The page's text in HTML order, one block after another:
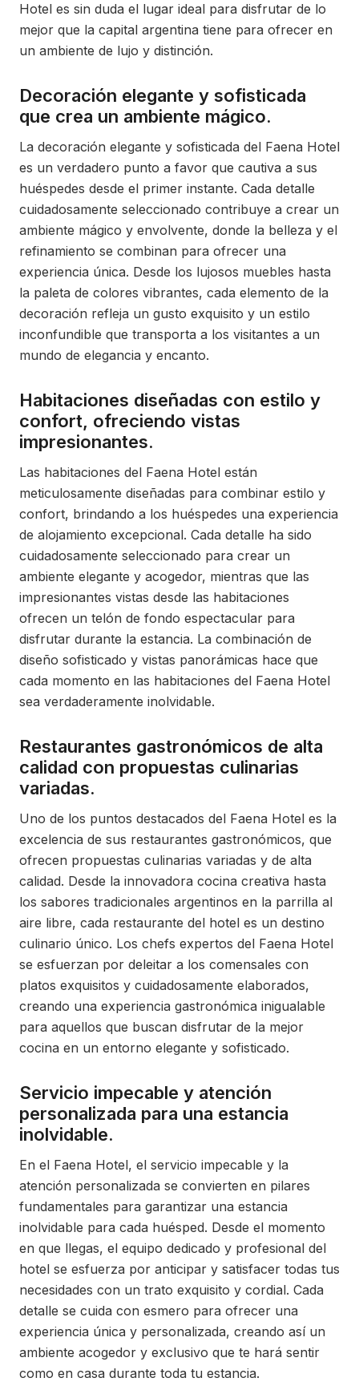
Hotel es sin duda el lugar ideal para disfrutar de lo
mejor que la capital argentina tiene para ofrecer en
un ambiente de lujo y distinción.
Decoración elegante y sofisticada
que crea un ambiente mágico.
La decoración elegante y sofisticada del Faena Hotel
es un verdadero punto a favor que cautiva a sus
huéspedes desde el primer instante. Cada detalle
cuidadosamente seleccionado contribuye a crear un
ambiente mágico y envolvente, donde la belleza y el
refinamiento se combinan para ofrecer una
experiencia única. Desde los lujosos muebles hasta
la paleta de colores vibrantes, cada elemento de la
decoración refleja un gusto exquisito y un estilo
inconfundible que transporta a los visitantes a un
mundo de elegancia y encanto.
Habitaciones diseñadas con estilo y
confort, ofreciendo vistas
impresionantes.
Las habitaciones del Faena Hotel están
meticulosamente diseñadas para combinar estilo y
confort, brindando a los huéspedes una experiencia
de alojamiento excepcional. Cada detalle ha sido
cuidadosamente seleccionado para crear un
ambiente elegante y acogedor, mientras que las
impresionantes vistas desde las habitaciones
ofrecen un telón de fondo espectacular para
disfrutar durante la estancia. La combinación de
diseño sofisticado y vistas panorámicas hace que
cada momento en las habitaciones del Faena Hotel
sea verdaderamente inolvidable.
Restaurantes gastronómicos de alta
calidad con propuestas culinarias
variadas.
Uno de los puntos destacados del Faena Hotel es la
excelencia de sus restaurantes gastronómicos, que
ofrecen propuestas culinarias variadas y de alta
calidad. Desde la innovadora cocina creativa hasta
los sabores tradicionales argentinos en la parrilla al
aire libre, cada restaurante del hotel es un destino
culinario único. Los chefs expertos del Faena Hotel
se esfuerzan por deleitar a los comensales con
platos exquisitos y cuidadosamente elaborados,
creando una experiencia gastronómica inigualable
para aquellos que buscan disfrutar de la mejor
cocina en un entorno elegante y sofisticado.
Servicio impecable y atención
personalizada para una estancia
inolvidable.
En el Faena Hotel, el servicio impecable y la
atención personalizada se convierten en pilares
fundamentales para garantizar una estancia
inolvidable para cada huésped. Desde el momento
en que llegas, el equipo dedicado y profesional del
hotel se esfuerza por anticipar y satisfacer todas tus
necesidades con un trato exquisito y cordial. Cada
detalle se cuida con esmero para ofrecer una
experiencia única y personalizada, creando así un
ambiente acogedor y exclusivo que te hará sentir
como en casa durante toda tu estancia.